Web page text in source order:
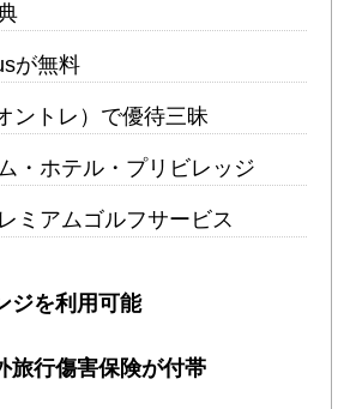
が無料
ントレ）で優待三昧
・ホテル・プリビレッジ
ミアムゴルフサービス
ジを利用可能
旅行傷害保険が付帯